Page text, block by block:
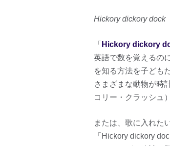
Hickory dickory dock
「 Hickory dickory
英語で数を覚えるの
を知る方法を子ども
さまざまな動物が時
コリー・クラッシュ
または、歌に入れた
「Hickory dickory